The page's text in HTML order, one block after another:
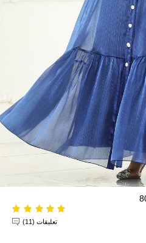
تعليقات (11)